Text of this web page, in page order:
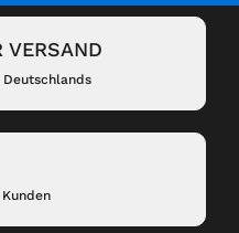
VERSAND
Deutschlands